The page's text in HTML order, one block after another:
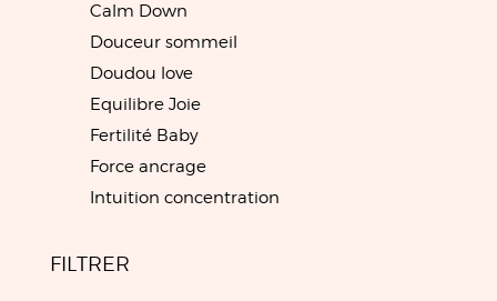
Calm Down
Douceur sommeil
Doudou love
Equilibre Joie
Fertilité Baby
Force ancrage
Intuition concentration
FILTRER